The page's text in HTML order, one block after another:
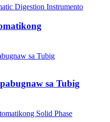
sa Tubig